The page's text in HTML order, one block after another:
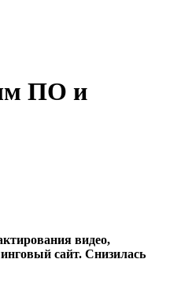
ПО и
видео,
сайт. Снизилась